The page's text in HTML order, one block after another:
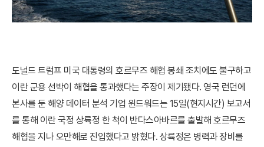
도널드 트럼프 미국 대통령의 호르무즈 해협 봉쇄 조치에도 불구하고
이란 군용 선박이 해협을 통과했다는 주장이 제기됐다. 영국 런던에
본사를 둔 해양 데이터 분석 기업 윈드워드는 15일(현지시간) 보고서
를 통해 이란 국정 상륙정 한 척이 반다스아바르를 출발해 호르무즈
해협을 지나 오만해로 진입했다고 밝혔다. 상륙정은 병력과 장비를